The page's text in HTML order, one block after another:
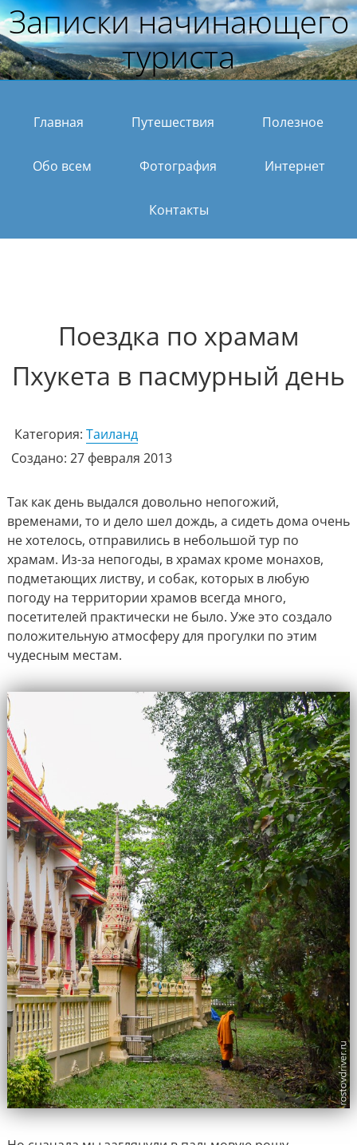
Записки начинающего
туриста
Главная Путешествия Полезное
Обо всем Фотография Интернет
Контакты
Поездка по храмам
Пхукета в пасмурный день
Категория: Таиланд
Создано: 27 февраля 2013
Так как день выдался довольно непогожий,
временами, то и дело шел дождь, а сидеть дома очень
не хотелось, отправились в небольшой тур по
храмам. Из-за непогоды, в храмах кроме монахов,
подметающих листву, и собак, которых в любую
погоду на территории храмов всегда много,
посетителей практически не было. Уже это создало
положительную атмосферу для прогулки по этим
чудесным местам.